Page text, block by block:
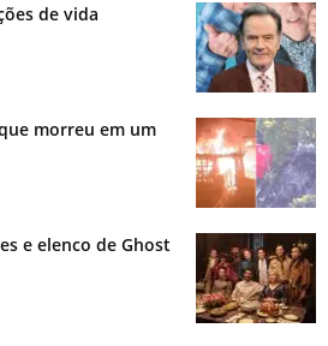
de vida
morreu em um
e elenco de Ghost